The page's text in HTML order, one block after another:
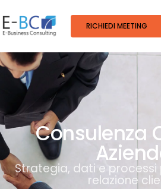
RICHIEDI MEETING
Consulenza
Strategia, dati e processi
relazione